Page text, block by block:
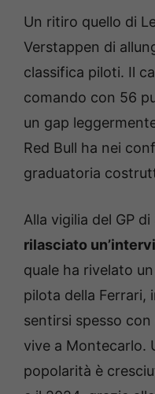
Un ritiro quello di
Verstappen di
classifica piloti. Il
comando con 56
un gap
Red Bull ha nei
graduatoria
Alla vigilia del GP di
rilasciato
quale ha rivelato
pilota della Ferrari,
sentirsi spesso
vive a Montecarlo.
popolarità è